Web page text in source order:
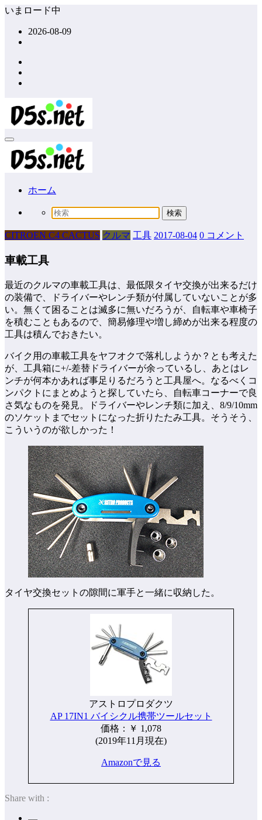
コ
ッ
プ
いまロード中
2026-08-09
ホーム
CITROEN C4 CACTUS クルマ 工具 2017-08-04 0 コメント
車載工具
最近のクルマの車載工具は、最低限タイヤ交換が出来るだけ
の装備で、ドライバーやレンチ類が付属していないことが多
い。無くて困ることは滅多に無いだろうが、自転車や車椅子
を積むこともあるので、簡易修理や増し締めが出来る程度の
工具は積んでおきたい。
バイク用の車載工具をヤフオクで落札しようか？とも考えた
が、工具箱に+/-差替ドライバーが余っているし、あとはレ
ンチが何本かあれば事足りるだろうと工具屋へ。なるべくコ
ンパクトにまとめようと探していたら、自転車コーナーで良
さ気なものを発見。ドライバーやレンチ類に加え、8/9/10mm
のソケットまでセットになった折りたたみ工具。そうそう、
こういうのが欲しかった！
タイヤ交換セットの隙間に軍手と一緒に収納した。
アストロプロダクツ
AP 17IN1 バイシクル携帯ツールセット
価格：￥ 1,078
(2019年11月現在)
Amazonで見る
Share with :